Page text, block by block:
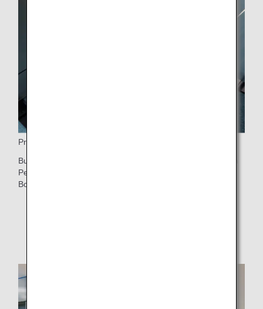
Priority Boarding
Business Class- und First Class-Passagiere genießen nach
Personen, die Betreuungsleistungen benötigen, Priority
Boarding.